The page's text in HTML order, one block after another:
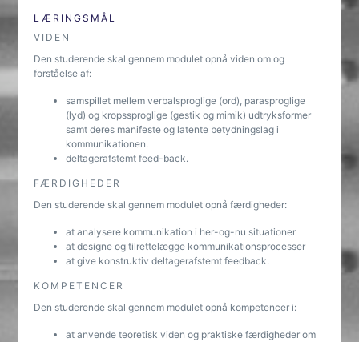
LÆRINGSMÅL
VIDEN
Den studerende skal gennem modulet opnå viden om og
forståelse af:
samspillet mellem verbalsproglige (ord), parasproglige
(lyd) og kropssproglige (gestik og mimik) udtryksformer
samt deres manifeste og latente betydningslag i
kommunikationen.
deltagerafstemt feed-back.
FÆRDIGHEDER
Den studerende skal gennem modulet opnå færdigheder:
at analysere kommunikation i her-og-nu situationer
at designe og tilrettelægge kommunikationsprocesser
at give konstruktiv deltagerafstemt feedback.
KOMPETENCER
Den studerende skal gennem modulet opnå kompetencer i:
at anvende teoretisk viden og praktiske færdigheder om